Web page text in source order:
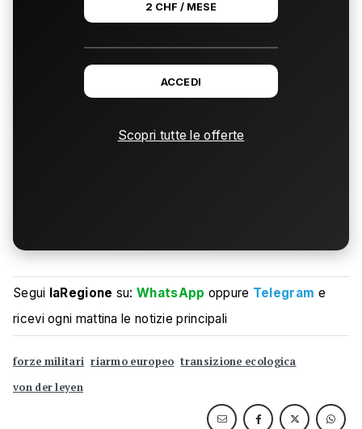
2 CHF / MESE
ACCEDI
Scopri tutte le offerte
Segui laRegione su:WhatsApp oppure Telegram e
ricevi ogni mattina le notizie principali
forze militari riarmo europeo transizione ecologica
von der leyen